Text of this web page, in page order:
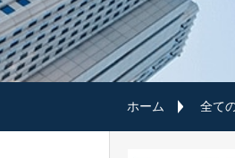
ホーム 全て